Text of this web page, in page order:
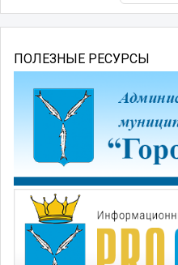
ПОЛЕЗНЫЕ РЕСУРСЫ